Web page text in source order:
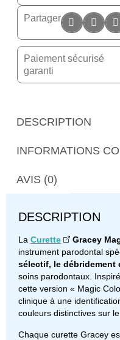
Partager
Paiement sécurisé
garanti
DESCRIPTION
INFORMATIONS
AVIS (0)
DESCRIPTION
La Curette Gracey
instrument parodontal
sélectif, le débridement
soins parodontaux.
cette version « Magic
clinique à une
couleurs distinctives sur
Chaque curette Gracey